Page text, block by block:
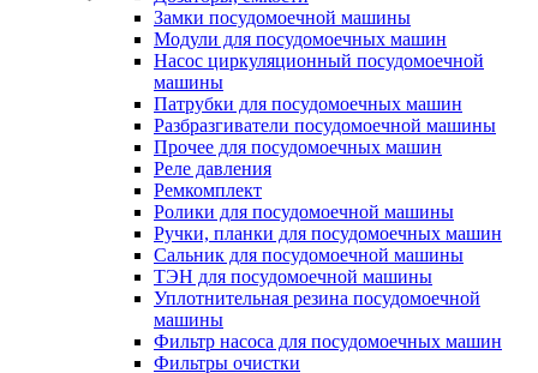
Замки посудомоечной машины
Модули для посудомоечных машин
Насос циркуляционный посудомоечной
машины
Патрубки для посудомоечных машин
Разбразгиватели посудомоечной машины
Прочее для посудомоечных машин
Реле давления
Ремкомплект
Ролики для посудомоечной машины
Ручки, планки для посудомоечных машин
Сальник для посудомоечной машины
ТЭН для посудомоечной машины
Уплотнительная резина посудомоечной
машины
Фильтр насоса для посудомоечных машин
Фильтры очистки